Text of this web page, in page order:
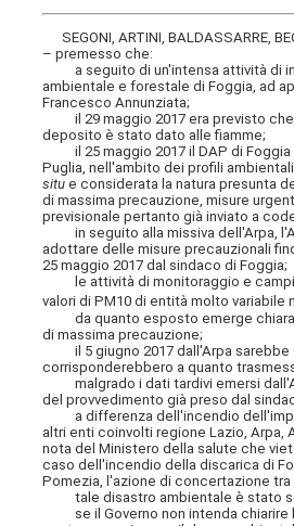
SEGONI, ARTINI, BALDASSARRE,
– premesso che:
a seguito di un'intensa attività di
ambientale e forestale di Foggia, ad
Francesco Annunziata;
il 29 maggio 2017 era previsto che
deposito è stato dato alle fiamme;
il 25 maggio 2017 il DAP di Foggia
Puglia, nell'ambito dei profili
situ e considerata la natura presunta
di massima precauzione, misure
previsionale pertanto già inviato a
in seguito alla missiva dell'Arpa,
adottare delle misure precauzionali
25 maggio 2017 dal sindaco di Foggia;
le attività di monitoraggio e
valori di PM10 di entità molto
da quanto esposto emerge
di massima precauzione;
il 5 giugno 2017 dall'Arpa sarebbe
corrisponderebbero a quanto
malgrado i dati tardivi emersi
del provvedimento già preso dal
a differenza dell'incendio
altri enti coinvolti regione Lazio, Arpa,
nota del Ministero della salute che
caso dell'incendio della discarica di
Pomezia, l'azione di concertazione
tale disastro ambientale è stato
se il Governo non intenda chiarire